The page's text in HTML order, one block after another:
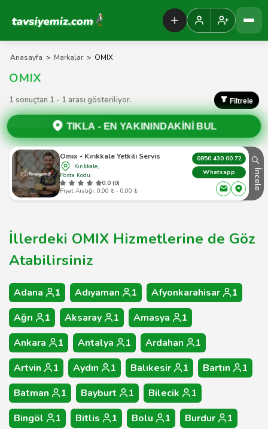
Tavsiyemiz Anasayfa
Anasayfa > Markalar > OMIX
OMIX
1 sonuçtan 1 - 1 arası gösteriliyor. Filtrele
TIKLA -EN YAKININDAKİNİ BUL
Omıx - Kırıkkale Yetkili Servis
Kırıkkale,
Posta Kodu:
0.0 (0)
Fiyat Aralığı: 0,00 ₺ - 0,00 ₺
0850 430 00 72
Whatsapp
İncele
İllerdeki OMIX Hizmetlerine de Göz
Atabilirsiniz
Adana 1 Adıyaman 1 Afyonkarahisar
1
Ağrı
1 Aksaray 1 Amasya
1
Ankara
1 Antalya 1 Ardahan
1
Artvin
1 Aydın 1 Balıkesir 1 Bartın
1
Batman
1 Bayburt 1 Bilecik
1
Bingöl
1 Bitlis 1 Bolu 1 Burdur
1